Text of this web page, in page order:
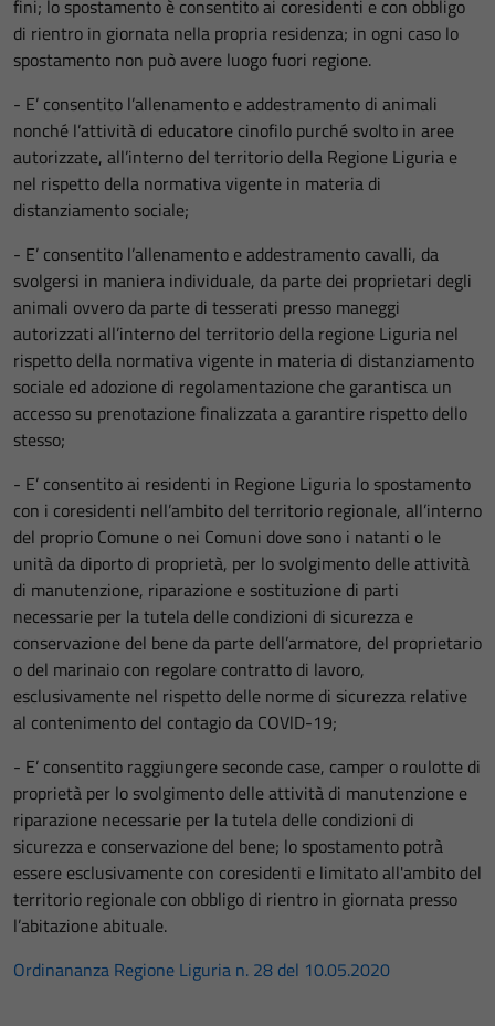
fini; lo spostamento è consentito ai coresidenti e con obbligo
di rientro in giornata nella propria residenza; in ogni caso lo
spostamento non può avere luogo fuori regione.
- E’ consentito l’allenamento e addestramento di animali
nonché l’attività di educatore cinofilo purché svolto in aree
autorizzate, all’interno del territorio della Regione Liguria e
nel rispetto della normativa vigente in materia di
distanziamento sociale;
- E’ consentito l’allenamento e addestramento cavalli, da
svolgersi in maniera individuale, da parte dei proprietari degli
animali ovvero da parte di tesserati presso maneggi
autorizzati all’interno del territorio della regione Liguria nel
rispetto della normativa vigente in materia di distanziamento
sociale ed adozione di regolamentazione che garantisca un
accesso su prenotazione finalizzata a garantire rispetto dello
stesso;
- E’ consentito ai residenti in Regione Liguria lo spostamento
con i coresidenti nell’ambito del territorio regionale, all’interno
del proprio Comune o nei Comuni dove sono i natanti o le
unità da diporto di proprietà, per lo svolgimento delle attività
di manutenzione, riparazione e sostituzione di parti
necessarie per la tutela delle condizioni di sicurezza e
conservazione del bene da parte dell’armatore, del proprietario
o del marinaio con regolare contratto di lavoro,
esclusivamente nel rispetto delle norme di sicurezza relative
al contenimento del contagio da COVlD-19;
- E’ consentito raggiungere seconde case, camper o roulotte di
proprietà per lo svolgimento delle attività di manutenzione e
riparazione necessarie per la tutela delle condizioni di
sicurezza e conservazione del bene; lo spostamento potrà
essere esclusivamente con coresidenti e limitato all'ambito del
territorio regionale con obbligo di rientro in giornata presso
l’abitazione abituale.
Ordinananza Regione Liguria n. 28 del 10.05.2020